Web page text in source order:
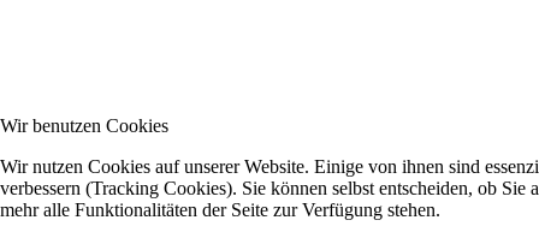
Wir benutzen Cookies
Wir nutzen Cookies auf unserer Website. Einige von ihnen sind
verbessern (Tracking Cookies). Sie können selbst entscheiden, ob
mehr alle Funktionalitäten der Seite zur Verfügung stehen.